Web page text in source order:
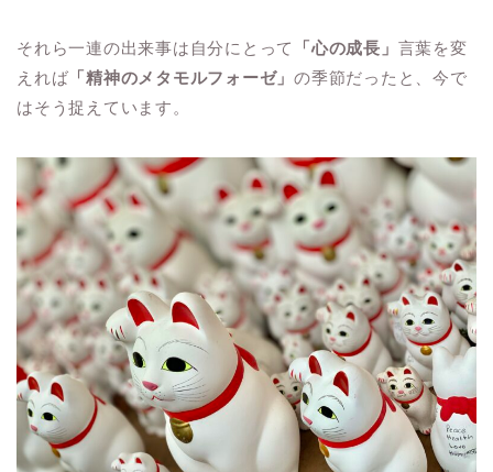
それら一連の出来事は自分にとって 「心の成長」 言葉を変
えれば 「精神のメタモルフォーゼ」の季節だったと、今で
はそう捉えています。